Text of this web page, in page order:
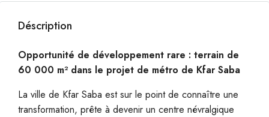
Déscription
Opportunité de développement rare : terrain de
60 000 m² dans le projet de métro de Kfar Saba
La ville de Kfar Saba est sur le point de connaître une
transformation, prête à devenir un centre névralgique